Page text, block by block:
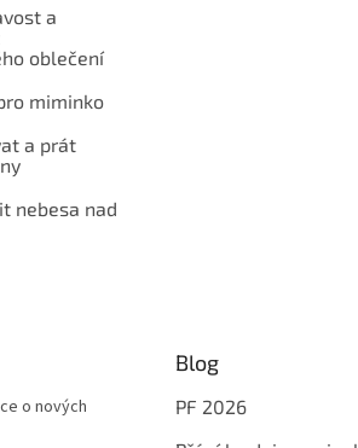
a
oblečení
miminko
a prát
nebesa nad
o nových
Blog
PF 2026